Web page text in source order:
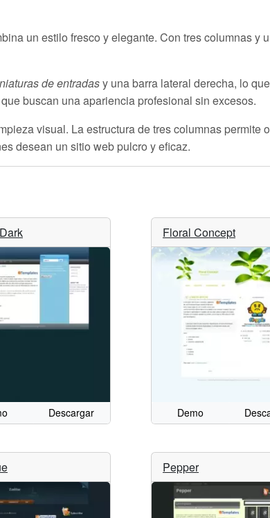
un estilo fresco y elegante. Con tres columnas y
de entradasy una barra lateral derecha, lo
buscan una apariencia profesional sin excesos.
visual. La estructura de tres columnas permite
desean un sitio web pulcro y eficaz.
Descargar
Floral Concept
Demo
Pepper